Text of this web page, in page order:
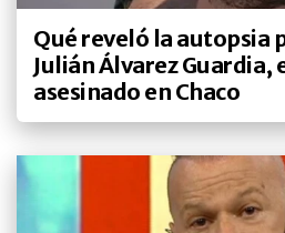
Qué reveló la autopsia
Julián Álvarez Guardia,
asesinado en Chaco